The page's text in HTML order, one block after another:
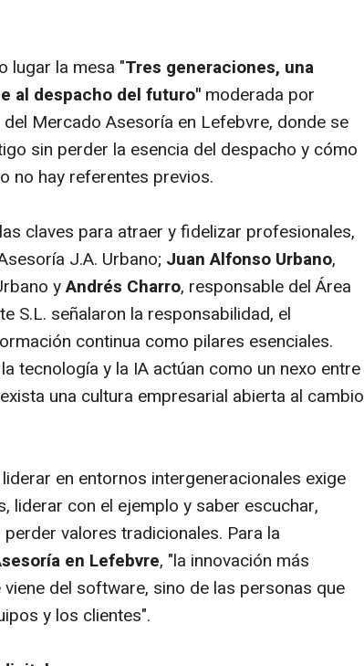
lugar la mesa "Tres generaciones, una
al despacho del futuro" moderada por
Mercado Asesoría en Lefebvre, donde se
sin perder la esencia del despacho y cómo
no hay referentes previos.
claves para atraer y fidelizar profesionales,
J.A. Urbano; Juan Alfonso Urbano,
yAndrés Charro, responsable del Área
S.L. señalaron la responsabilidad, el
continua como pilares esenciales.
tecnología y la IA actúan como un nexo entre
una cultura empresarial abierta al cambio
en entornos intergeneracionales exige
liderar con el ejemplo y saber escuchar,
valores tradicionales. Para la
en Lefebvre, "la innovación más
del software, sino de las personas que
y los clientes".